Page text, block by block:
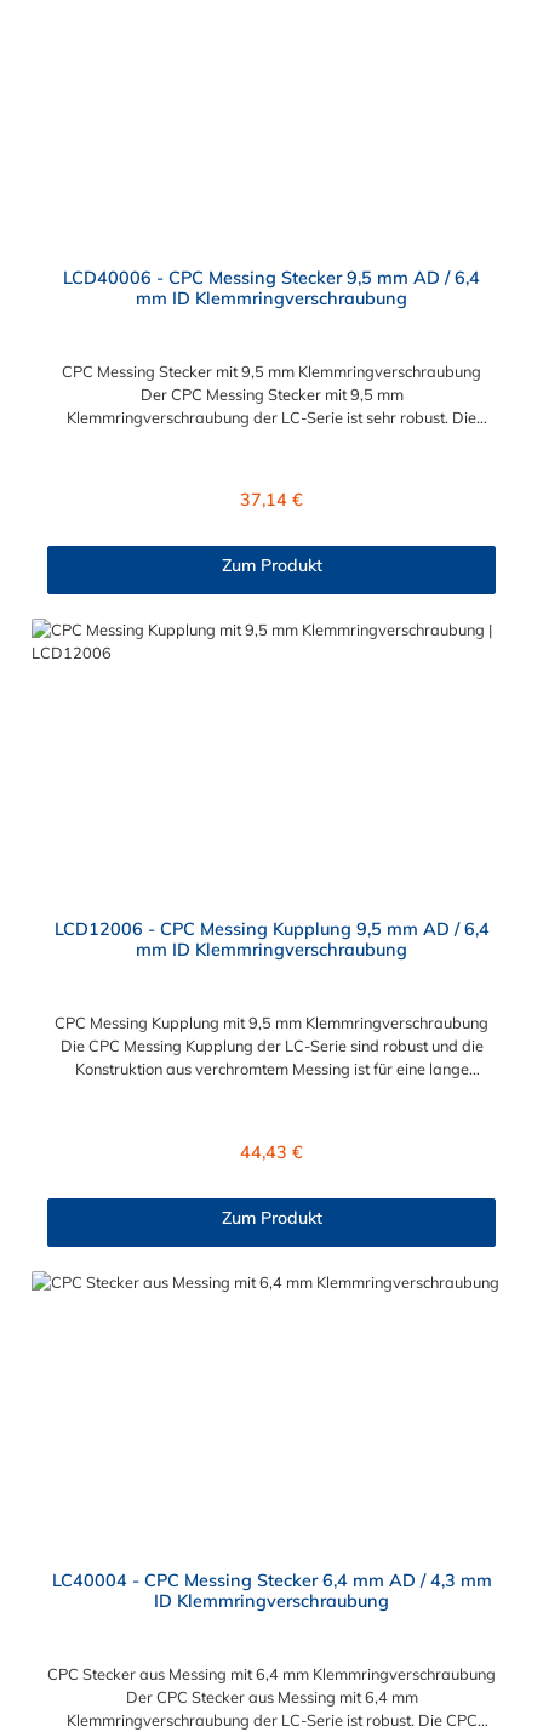
LCD40006 - CPC Messing Stecker 9,5 mm AD / 6,4
mm ID Klemmringverschraubung
CPC Messing Stecker mit 9,5 mm Klemmringverschraubung
Der CPC Messing Stecker mit 9,5 mm
Klemmringverschraubung der LC-Serie ist sehr robust. Die
ausgelegt ist. Der CPC Stecker ermöglicht ein bequemes
Stecker mit 9,5 mm Klemmringverschraubung für eine
Anschlussvarianten und ist sowohl mit den Acetal-Kupplungen
der PLC-Serie kombinierbar als auch mit den Polypropylen-
Regulärer Preis:
37,14 €
Zum Produkt
LCD12006 - CPC Messing Kupplung 9,5 mm AD / 6,4
mm ID Klemmringverschraubung
CPC Messing Kupplung mit 9,5 mm Klemmringverschraubung
Die CPC Messing Kupplung der LC-Serie sind robust und die
Konstruktion aus verchromtem Messing ist für eine lange
Klemmringverschraubung ermöglicht ein bequemes Verbinden
mit zahlreichen Konfigurationen und Anschlussvarianten und ist
sowohl mit den Acetal-Kupplungen der PLC-Serie kombinierbar
als auch mit den Polypropylen-Kupplungen der PLC12-Serie.
Zudem sind Kupplungen lieferbar, die den Anforderungen der
Regulärer Preis:
44,43 €
Zum Produkt
LC40004 - CPC Messing Stecker 6,4 mm AD / 4,3 mm
ID Klemmringverschraubung
CPC Stecker aus Messing mit 6,4 mm Klemmringverschraubung
Der CPC Stecker aus Messing mit 6,4 mm
Klemmringverschraubung der LC-Serie ist robust. Die CPC